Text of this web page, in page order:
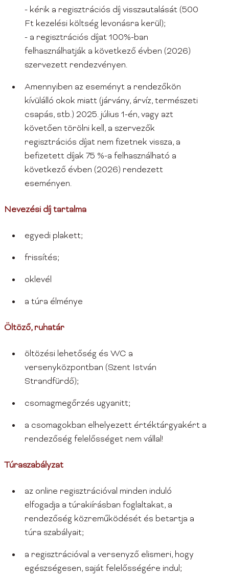
- kérik a regisztrációs díj visszautalását (500
Ft kezelési költség levonásra kerül);
- a regisztrációs díjat 100%-ban
felhasználhatják a következő évben (2026)
szervezett rendezvényen.
Amennyiben az eseményt a rendezőkön
kívülálló okok miatt (járvány, árvíz, természeti
csapás, stb.) 2025. július 1-én, vagy azt
követően törölni kell, a szervezők
regisztrációs díjat nem fizetnek vissza, a
befizetett díjak 75 %-a felhasználható a
következő évben (2026) rendezett
eseményen.
Nevezési díj tartalma
egyedi plakett;
frissítés;
oklevél
a túra élménye
Öltöző, ruhatár
öltözési lehetőség és WC a
versenyközpontban (Szent István
Strandfürdő);
csomagmegőrzés ugyanitt;
a csomagokban elhelyezett értéktárgyakért a
rendezőség felelősséget nem vállal!
Túraszabályzat
az online regisztrációval minden induló
elfogadja a túrakiírásban foglaltakat, a
rendezőség közreműködését és betartja a
túra szabályait;
a regisztrációval a versenyző elismeri, hogy
egészségesen, saját felelősségére indul;